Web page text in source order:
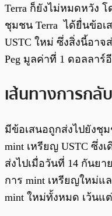
Terra ก็ยังไม่หมดหวัง
ชุมชน Terra ได้ยื่นข้อเ
USTC ใหม่ ซึ่งสิ่งนี้อา
Peg มูลค่าที่ 1 ดอลลาร์
เส้นทางการกลั
มีข้อเสนอถูกส่งไปยังชุม
mint เหรียญ USTC ซึ่งเ
ส่งไปเมื่อวันที่ 14 กันย
การ mint เหรียญใหม่แ
mint ใหม่ทั้งหมด เว้น